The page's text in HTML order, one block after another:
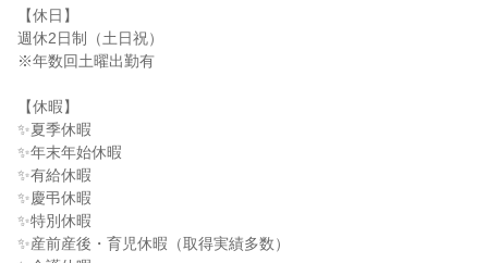
【休日】
週休2日制（土日祝）
※年数回土曜出勤有
【休暇】
✨夏季休暇
✨年末年始休暇
✨有給休暇
✨慶弔休暇
✨特別休暇
✨産前産後・育児休暇（取得実績多数）